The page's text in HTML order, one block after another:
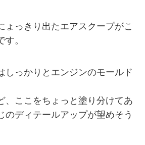
ょっきり出たエアスクープがこ
。
しっかりとエンジンのモールド
、ここをちょっと塗り分けてあ
のディテールアップが望めそう